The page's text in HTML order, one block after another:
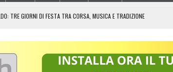
TRE GIORNI DI FESTA TRA CORSA, MUSICA E TRADIZIONE
A 10 METRI DA TERRA